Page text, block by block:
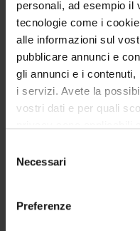
personali, ad esempio il
tecnologie come i
alle informazioni sul
pubblicare annunci e
gli annunci e i
i servizi. Avete la
vostri dati e per quali
modificare o revocare il
momento dalla
delNecessari
Preferenze
Beatrice Martini
Rtudent representative
Chiara Sita'
Member
Fabio Vicini
Member
RECORDS AND